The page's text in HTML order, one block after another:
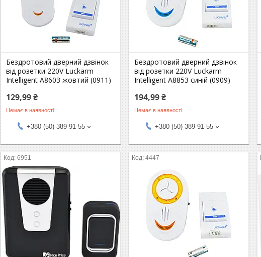
Бездротовий дверний дзвінок
від розетки 220V Luckarm
Intelligent A8603 жовтий (0911)
129,99 ₴
Немає в наявності
+380 (50) 389-91-55
Бездротовий дверний дзвінок
від розетки 220V Luckarm
Intelligent A8853 синій (0909)
194,99 ₴
Немає в наявності
+380 (50) 389-91-55
6951 4447